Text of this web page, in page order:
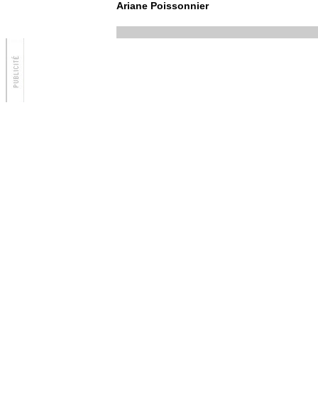
Ariane Poissonnier